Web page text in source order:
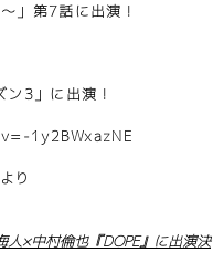
」第7話に出演！
3」に出演！
1y2BWxazNE
り
人×中村倫也『DOPE』に出演決